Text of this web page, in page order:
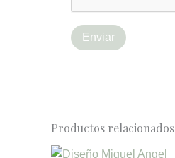
Productos relacionados